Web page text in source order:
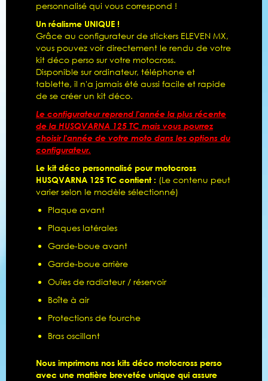
personnalisé qui vous correspond !
Un réalisme UNIQUE !
Grâce au configurateur de stickers ELEVEN MX,
vous pouvez voir directement le rendu de votre
kit déco perso sur votre motocross.
Disponible sur ordinateur, téléphone et
tablette, il n'a jamais été aussi facile et rapide
de se créer un kit déco.
Le configurateur reprend l'année la plus récente
de la HUSQVARNA 125 TC mais vous pourrez
choisir l'année de votre moto dans les options du
configurateur.
Le kit déco personnalisé pour motocross
HUSQVARNA 125 TC contient : (Le contenu peut
varier selon le modèle sélectionné)
Plaque avant
Plaques latérales
Garde-boue avant
Garde-boue arrière
Ouïes de radiateur / réservoir
Boîte à air
Protections de fourche
Bras oscillant
Nous imprimons nos kits déco motocross perso
avec une matière brevetée unique qui assure